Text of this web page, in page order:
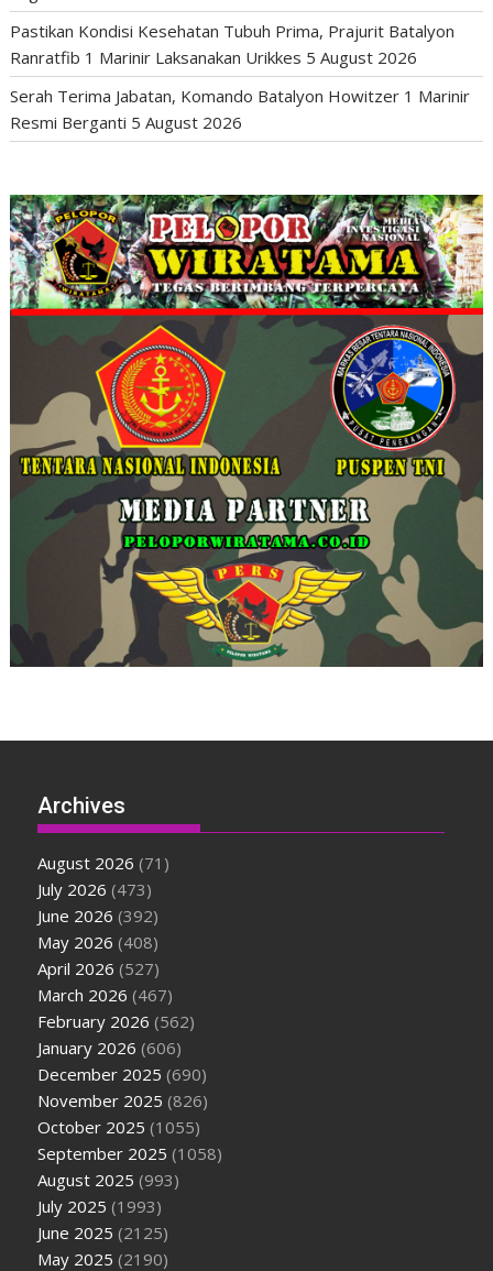
Pastikan Kondisi Kesehatan Tubuh Prima, Prajurit Batalyon
Ranratfib 1 Marinir Laksanakan Urikkes 5 August 2026
Serah Terima Jabatan, Komando Batalyon Howitzer 1 Marinir
Resmi Berganti 5 August 2026
Archives
August 2026 (71)
July 2026 (473)
June 2026 (392)
May 2026 (408)
April 2026 (527)
March 2026 (467)
February 2026 (562)
January 2026 (606)
December 2025 (690)
November 2025 (826)
October 2025 (1055)
September 2025 (1058)
August 2025 (993)
July 2025 (1993)
June 2025 (2125)
May 2025 (2190)